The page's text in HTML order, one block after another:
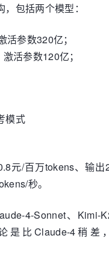
包括两个模型：
参数320亿；
活参数120亿；
模式
元/百万tokens、输出
秒。
4-Sonnet、Kimi-
是比Claude-4稍差